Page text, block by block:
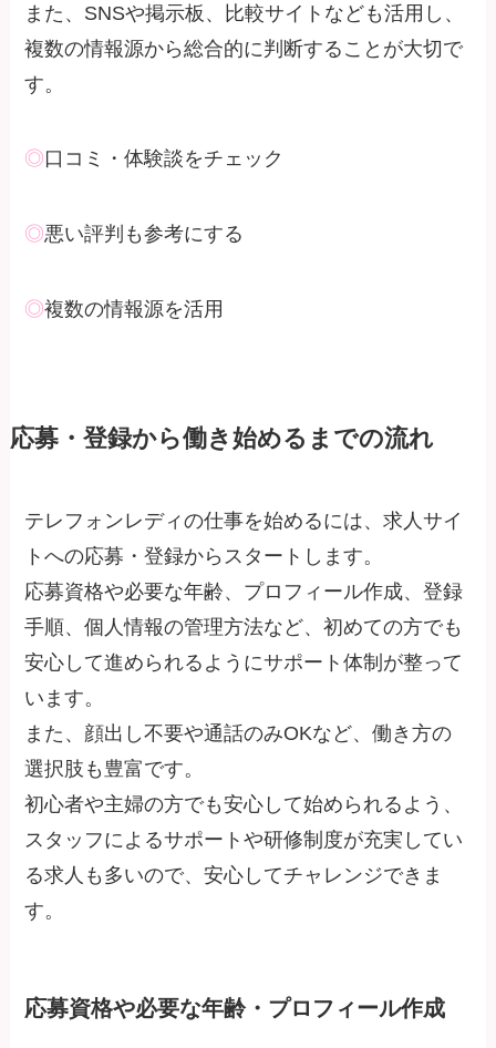
また、SNSや掲示板、比較サイトなども活用し、
複数の情報源から総合的に判断することが大切で
す。
◎口コミ・体験談をチェック
◎悪い評判も参考にする
◎複数の情報源を活用
応募・登録から働き始めるまでの流れ
テレフォンレディの仕事を始めるには、求人サイ
トへの応募・登録からスタートします。
応募資格や必要な年齢、プロフィール作成、登録
手順、個人情報の管理方法など、初めての方でも
安心して進められるようにサポート体制が整って
います。
また、顔出し不要や通話のみOKなど、働き方の
選択肢も豊富です。
初心者や主婦の方でも安心して始められるよう、
スタッフによるサポートや研修制度が充実してい
る求人も多いので、安心してチャレンジできま
す。
応募資格や必要な年齢・プロフィール作成